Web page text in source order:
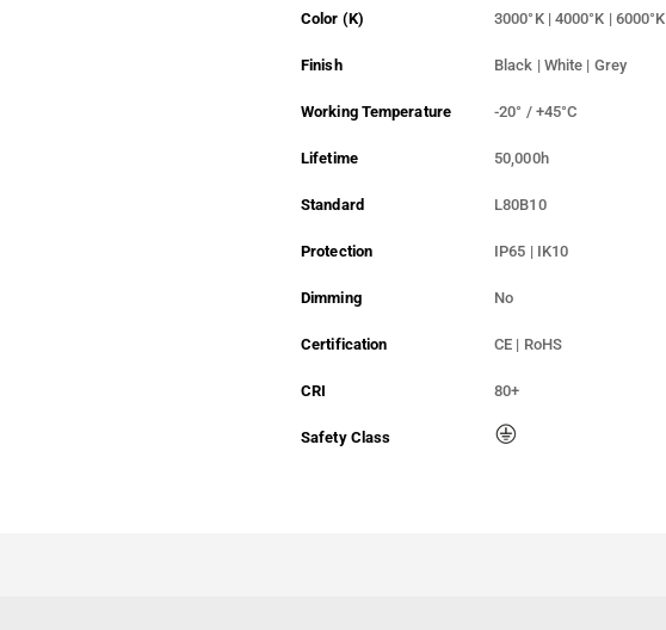
Color (K) 3000°K | 4000°K | 6000°K
Finish Black | White | Grey
Working Temperature -20° / +45°C
Lifetime 50,000h
Standard L80B10
Protection IP65 | IK10
Dimming No
Certification CE | RoHS
CRI 80+
Safety Class